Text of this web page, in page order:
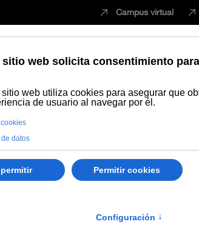
Campus virtual
Estudiar
Patrón Sandoval